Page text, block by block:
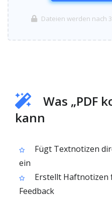
Dateien werden nach
Was „PDF
kann
Fügt Textnotizen
ein
Erstellt Haftnotizen
Feedback